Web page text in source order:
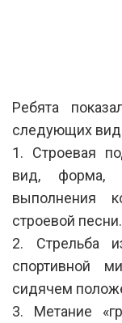
Ребята
следующих
1. Строевая
вид, форма,
выполнения
строевой песни.
2. Стрельба
спортивной
сидячем
3. Метание